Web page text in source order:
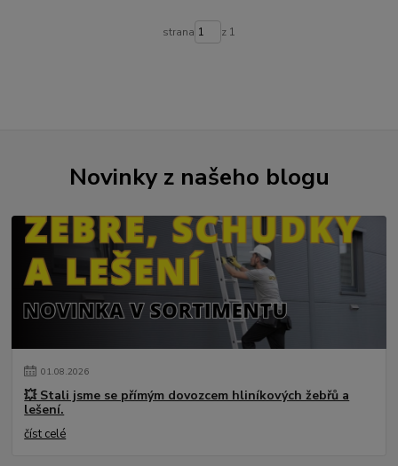
strana z 1
Novinky z našeho blogu
01.08.2026
💥 Stali jsme se přímým dovozcem hliníkových žebřů a
lešení.
číst celé